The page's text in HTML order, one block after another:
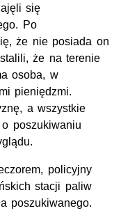
się
Po
że nie posiada on
że na terenie
osoba, w
pieniędzmi.
a wszystkie
poszukiwaniu
policyjny
stacji paliw
poszukiwanego.